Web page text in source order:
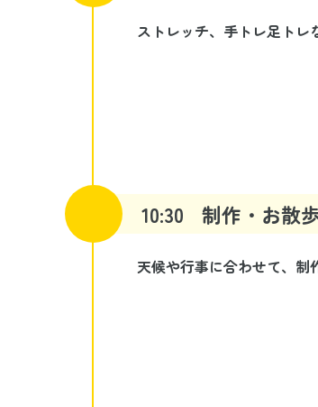
ストレッチ、手トレ足トレ
10:30 制作・お散
天候や行事に合わせて、制